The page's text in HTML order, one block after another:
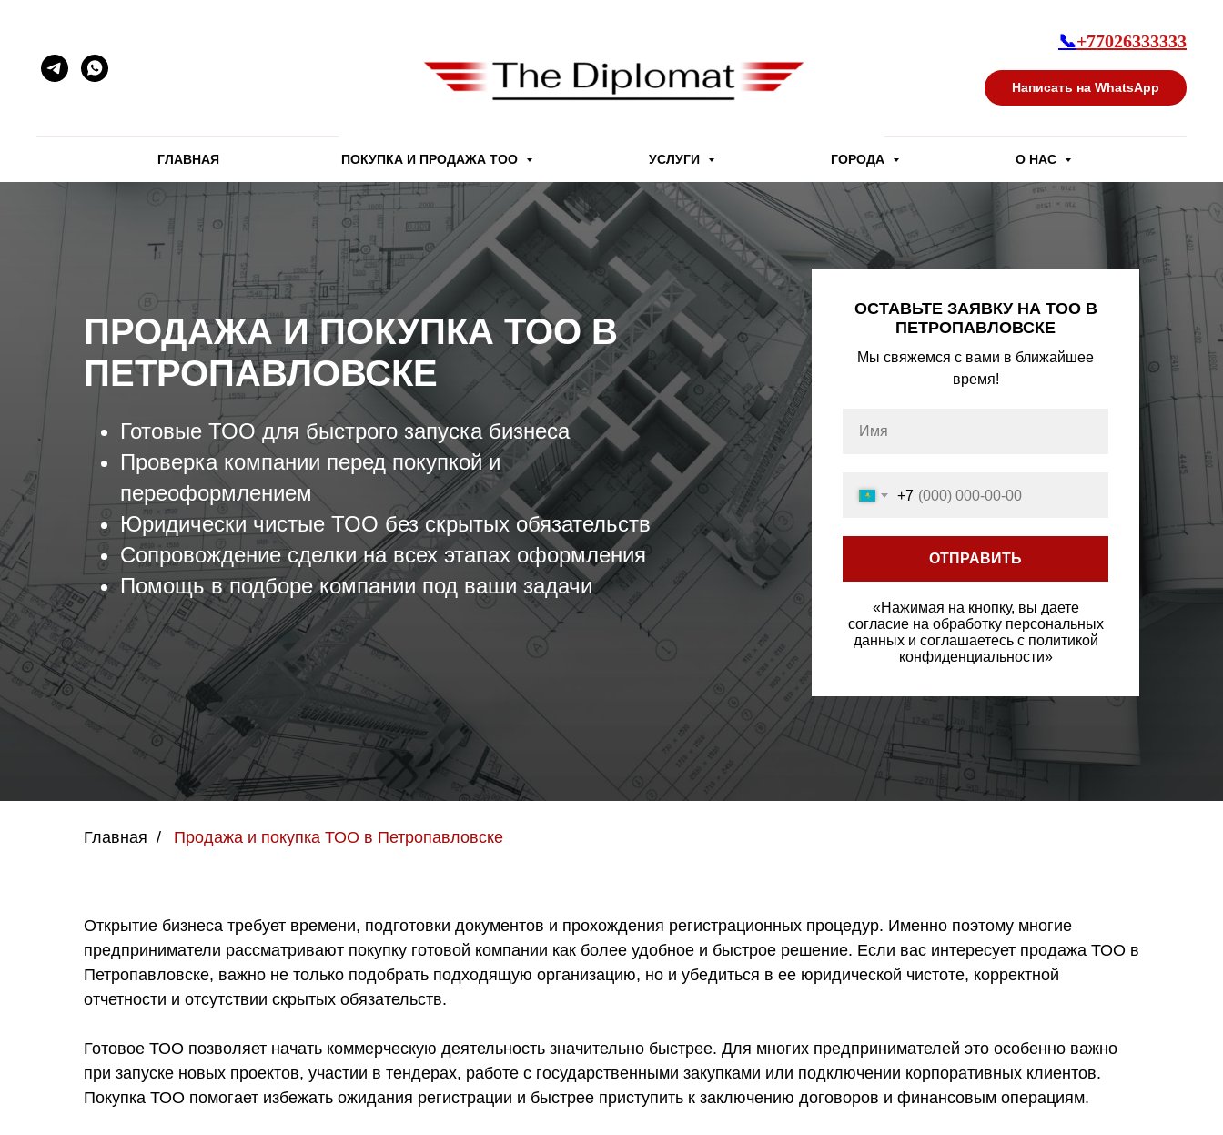
📞+77026333333
Написать на WhatsApp
ГЛАВНАЯ ПОКУПКА И ПРОДАЖА ТОО УСЛУГИ ГОРОДА О НАС
ПРОДАЖА И ПОКУПКА ТОО В
ПЕТРОПАВЛОВСКЕ
Готовые ТОО для быстрого запуска бизнеса
Проверка компании перед покупкой и
переоформлением
Юридически чистые ТОО без скрытых обязательств
Сопровождение сделки на всех этапах оформления
Помощь в подборе компании под ваши задачи
ОСТАВЬТЕ ЗАЯВКУ НА ТОО В
ПЕТРОПАВЛОВСКЕ
Мы свяжемся с вами в ближайшее
время!
+7
ОТПРАВИТЬ
«Нажимая на кнопку, вы даете
согласие на обработку персональных
данных и соглашаетесь c политикой
конфиденциальности»
Главная / Продажа и покупка ТОО в Петропавловске
Открытие бизнеса требует времени, подготовки документов и прохождения регистрационных процедур. Именно поэтому многие
предприниматели рассматривают покупку готовой компании как более удобное и быстрое решение. Если вас интересует продажа ТОО в
Петропавловске, важно не только подобрать подходящую организацию, но и убедиться в ее юридической чистоте, корректной
отчетности и отсутствии скрытых обязательств.
Готовое ТОО позволяет начать коммерческую деятельность значительно быстрее. Для многих предпринимателей это особенно важно
при запуске новых проектов, участии в тендерах, работе с государственными закупками или подключении корпоративных клиентов.
Покупка ТОО помогает избежать ожидания регистрации и быстрее приступить к заключению договоров и финансовым операциям.